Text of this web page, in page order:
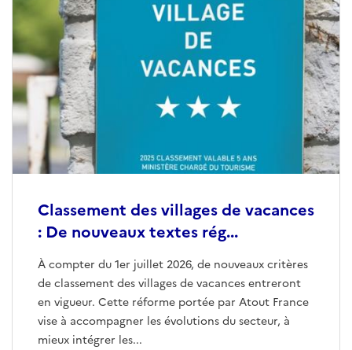
Classement des villages de vacances
: De nouveaux textes rég...
À compter du 1er juillet 2026, de nouveaux critères
de classement des villages de vacances entreront
en vigueur. Cette réforme portée par Atout France
vise à accompagner les évolutions du secteur, à
mieux intégrer les...